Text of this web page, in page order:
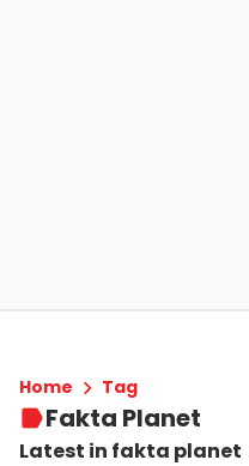
Home Tag
Fakta Planet
Latest in fakta planet